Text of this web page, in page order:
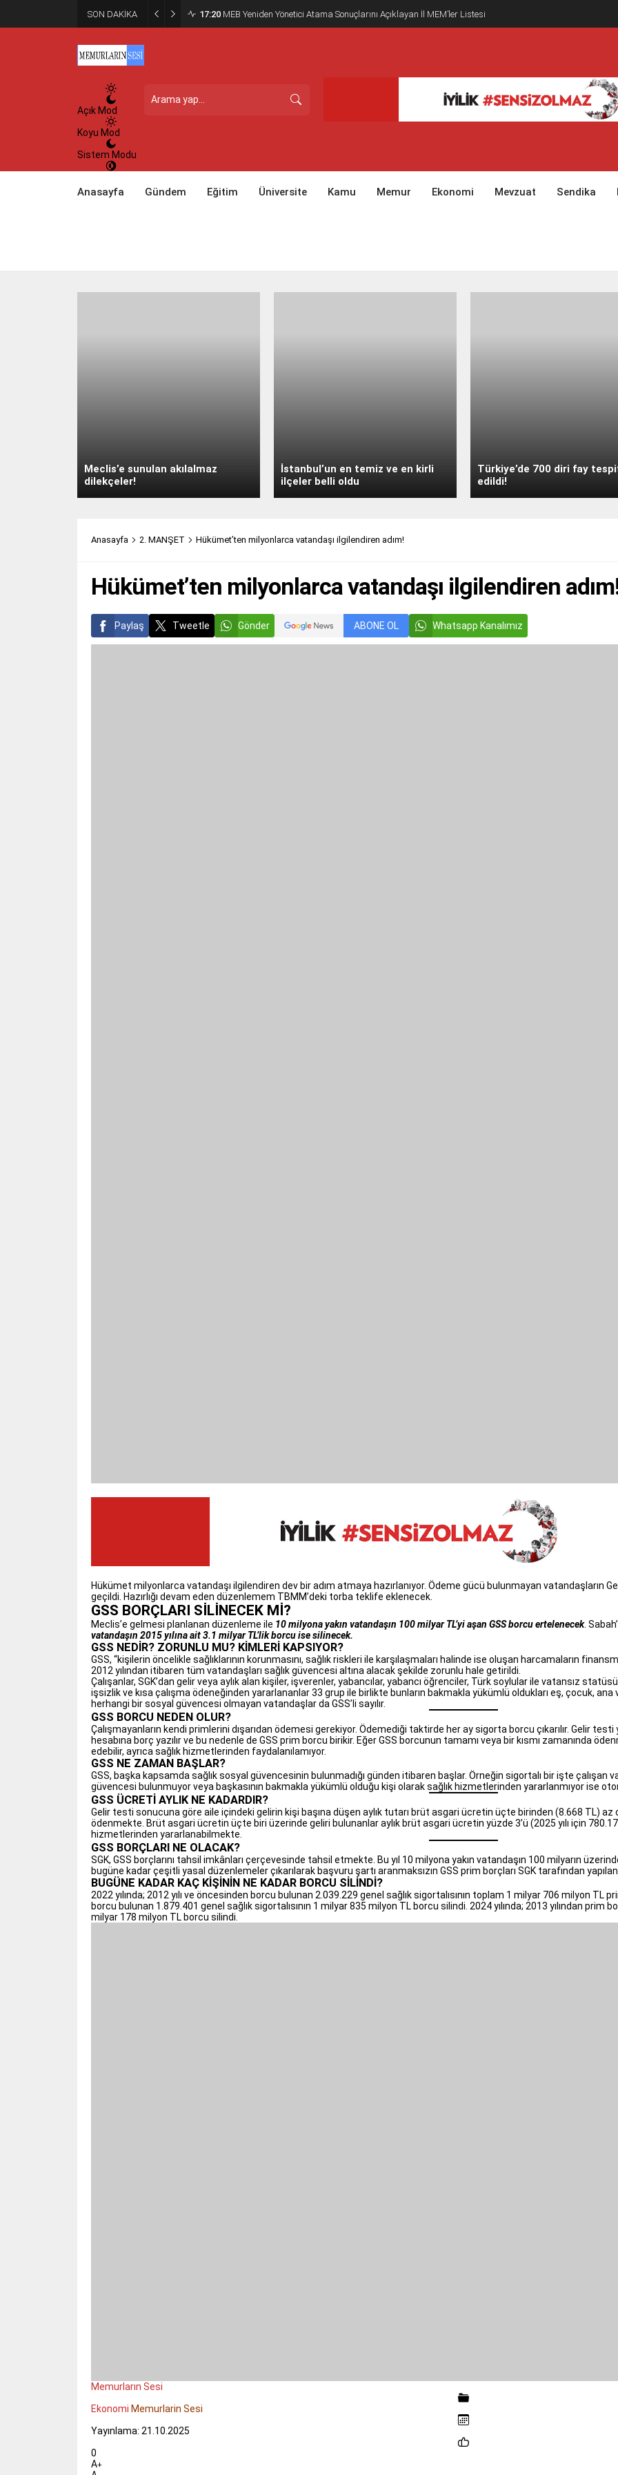
SON DAKİKA 17:20 MEB Yeniden Yönetici Atama Sonuçlarını Açıklayan İl MEM’ler Listesi
Açık Mod
Koyu Mod
Sistem Modu
Anasayfa Gündem Eğitim Üniversite Kamu Memur Ekonomi Mevzuat Sendika
Meclis’e sunulan akılalmaz
dilekçeler!
İstanbul’un en temiz ve en kirli
ilçeler belli oldu
Türkiye’de 700 diri fay
edildi!
Anasayfa 2. MANŞET Hükümet’ten milyonlarca vatandaşı ilgilendiren adım!
Hükümet’ten milyonlarca vatandaşı ilgilendiren
Paylaş Tweetle Gönder ABONE OL Whatsapp Kanalımız
Hükümet milyonlarca vatandaşı ilgilendiren dev bir adım atmaya hazırlanıyor. Ödeme gücü bulunmayan vatandaşların
geçildi. Hazırlığı devam eden düzenlemem TBMM’deki torba teklife eklenecek.
GSS BORÇLARI SİLİNECEK Mİ?
Meclis’e gelmesi planlanan düzenleme ile 10 milyona yakın vatandaşın 100 milyar TL’yi aşan GSS borcu ertelenecek.
vatandaşın 2015 yılına ait 3.1 milyar TL’lik borcu ise silinecek.
GSS NEDİR? ZORUNLU MU? KİMLERİ KAPSIYOR?
GSS, “kişilerin öncelikle sağlıklarının korunmasını, sağlık riskleri ile karşılaşmaları halinde ise oluşan harcamaların
2012 yılından itibaren tüm vatandaşları sağlık güvencesi altına alacak şekilde zorunlu hale getirildi.
Çalışanlar, SGK’dan gelir veya aylık alan kişiler, işverenler, yabancılar, yabancı öğrenciler, Türk soylular ile vatansız
işsizlik ve kısa çalışma ödeneğinden yararlananlar 33 grup ile birlikte bunların bakmakla yükümlü oldukları eş, çocuk, ana
herhangi bir sosyal güvencesi olmayan vatandaşlar da GSS’li sayılır.
GSS BORCU NEDEN OLUR?
Çalışmayanların kendi primlerini dışarıdan ödemesi gerekiyor. Ödemediği taktirde her ay sigorta borcu çıkarılır. Gelir testi
hesabına borç yazılır ve bu nedenle de GSS prim borcu birikir. Eğer GSS borcunun tamamı veya bir kısmı zamanında
edebilir, ayrıca sağlık hizmetlerinden faydalanılamıyor.
GSS NE ZAMAN BAŞLAR?
GSS, başka kapsamda sağlık sosyal güvencesinin bulunmadığı günden itibaren başlar. Örneğin sigortalı bir işte çalışan
güvencesi bulunmuyor veya başkasının bakmakla yükümlü olduğu kişi olarak sağlık hizmetlerinden yararlanmıyor ise
GSS ÜCRETİ AYLIK NE KADARDIR?
Gelir testi sonucuna göre aile içindeki gelirin kişi başına düşen aylık tutarı brüt asgari ücretin üçte birinden (8.668 TL)
ödenmekte. Brüt asgari ücretin üçte biri üzerinde geliri bulunanlar aylık brüt asgari ücretin yüzde 3’ü (2025 yılı için
hizmetlerinden yararlanabilmekte.
GSS BORÇLARI NE OLACAK?
SGK, GSS borçlarını tahsil imkânları çerçevesinde tahsil etmekte. Bu yıl 10 milyona yakın vatandaşın 100 milyarın
bugüne kadar çeşitli yasal düzenlemeler çıkarılarak başvuru şartı aranmaksızın GSS prim borçları SGK tarafından
BUGÜNE KADAR KAÇ KİŞİNİN NE KADAR BORCU SİLİNDİ?
2022 yılında; 2012 yılı ve öncesinden borcu bulunan 2.039.229 genel sağlık sigortalısının toplam 1 milyar 706 milyon TL
borcu bulunan 1.879.401 genel sağlık sigortalısının 1 milyar 835 milyon TL borcu silindi. 2024 yılında; 2013 yılından prim
milyar 178 milyon TL borcu silindi.
Memurların Sesi
Ekonomi Memurlarin Sesi
Yayınlama: 21.10.2025
0
A+